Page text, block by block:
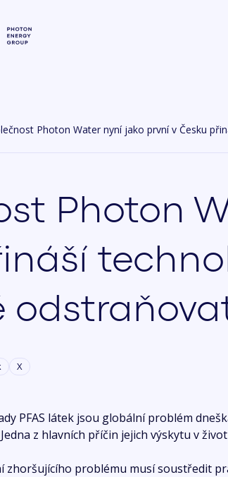
Photon Water nyní jako první v Česku
Photon
X
PFAS látek jsou globální problém
z hlavních příčin jejich výskytu v
zhoršujícího problému musí soustředit